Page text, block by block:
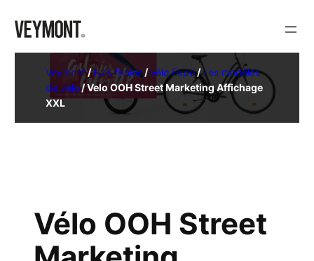
Veymont/Nos filiales/Vélo Expo/Les modèles
de vélo/Velo OOH Street Marketing Affichage
XXL
Vélo OOH Street